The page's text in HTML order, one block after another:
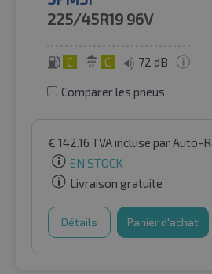
225/45R19 96V
C C 72 dB
Comparer les pneus
€ 142.16 TVA incluse par Auto-
EN STOCK
Livraison gratuite
Détails Panier d'achat